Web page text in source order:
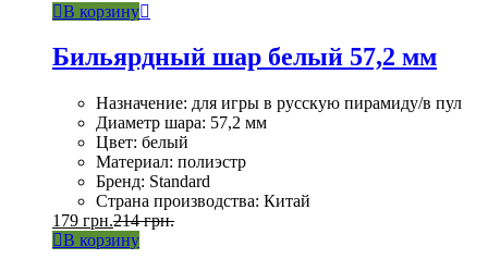
В корзину
Бильярдный шар белый 57,2 мм
Назначение: для игры в русскую пирамиду/в пул
Диаметр шара: 57,2 мм
Цвет: белый
Материал: полиэстр
Бренд: Standard
Страна производства: Китай
179 грн.214грн.
В корзину